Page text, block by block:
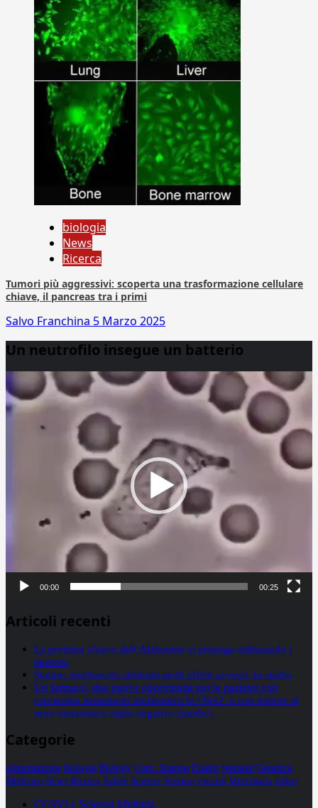
biologia
News
Ricerca
Tumori più aggressivi: scoperta una trasformazione cellulare
chiave, il pancreas tra i primi
Salvo Franchina 5 Marzo 2025
Un neutrofilo insegue un batterio
Player
00:00 00:25
Articoli recenti
La proteina chiave dell’Alzheimer si propaga utilizzando i
neuroni
Statine: inutilmente attribuiti molti effetti avversi, lo studio
Un farmaco, due nuove opportunità per le pazienti con
carcinoma mammario metastatico hr+/her2- e con tumore al
seno metastatico triplo negativo (mtnbc)
Categorie
alimentazione biologia Biology Com. Stampa Epatiti featured Genetica
Medicina News Ricerca Salute Science Scienza vaccini Veterinaria video
CCSVI e Sclerosi Multipla